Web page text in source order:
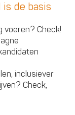
de basis
voeren? Check!
inclusiever
Check,